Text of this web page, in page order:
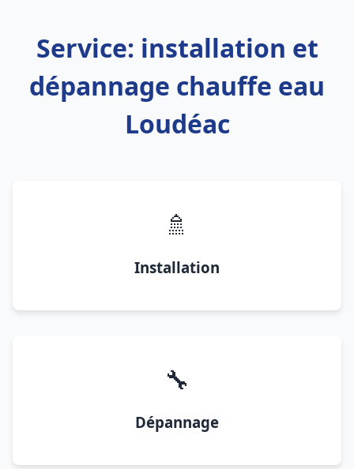
Service: installation et
dépannage chauffe eau
Loudéac
🚿
Installation
🔧
Dépannage